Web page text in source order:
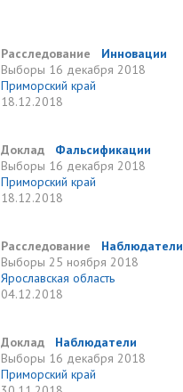
Расследование
Инновации
Выборы 16 декабря 2018
Приморский край
18.12.2018
Доклад
Фальсификации
Выборы 16 декабря 2018
Приморский край
18.12.2018
Расследование
Наблюдатели
Выборы 25 ноября 2018
Ярославская область
04.12.2018
Доклад
Наблюдатели
Выборы 16 декабря 2018
Приморский край